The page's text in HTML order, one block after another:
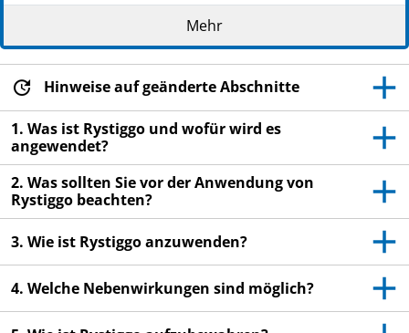
Lesen Sie die gesamte Packungsbeilage sorgfältig
durch, bevor Sie mit der Anwendung dieses
Arzneimittels beginnen, denn sie enthält wichtige
Informationen.
Heben Sie die Packungsbeilage auf. Vielleicht
möchten Sie diese später nochmals lesen.
Wenn Sie weitere Fragen haben, wenden Sie sich
an Ihren Arzt, Apotheker oder das medizinische
Fachpersonal.
verschrieben. Geben Sie es nicht an Dritte weiter.
Es kann anderen Menschen schaden, auch wenn
diese die gleichen Beschwerden haben wie Sie.
Wenn Sie Nebenwirkungen bemerken, wenden Sie
Mehr
Hinweise auf geänderte Abschnitte
1. Was ist Rystiggo und wofür wird es
angewendet?
2. Was sollten Sie vor der Anwendung von
Rystiggo beachten?
3. Wie ist Rystiggo anzuwenden?
4. Welche Nebenwirkungen sind möglich?